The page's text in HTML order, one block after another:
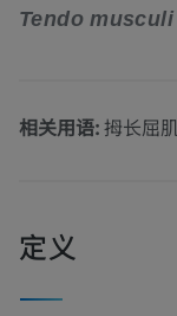
Tendo
相关用语:拇长屈
定义